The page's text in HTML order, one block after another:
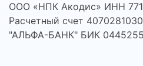
ООО «НПК Акодис» ИНН
Расчетный счет
"АЛЬФА-БАНК" БИК